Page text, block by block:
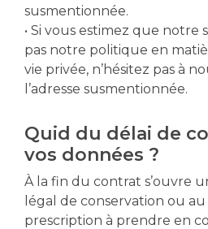
susmentionnée.
• Si vous estimez que notre
pas notre politique en
vie privée, n’hésitez pas à
l’adresse susmentionnée.
Quid du délai de
vos données ?
À la fin du contrat s’ouvre
légal de conservation ou
prescription à prendre en